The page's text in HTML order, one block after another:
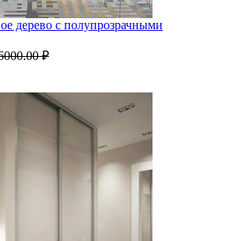
дерево с полупрозрачными
₽